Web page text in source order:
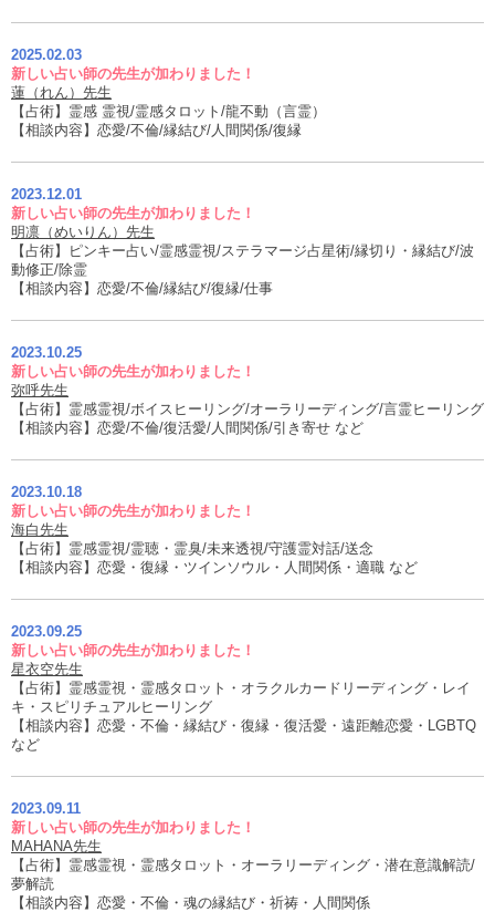
2025.02.03
新しい占い師の先生が加わりました！
蓮（れん）先生
【占術】霊感 霊視/霊感タロット/龍不動（言霊）
【相談内容】恋愛/不倫/縁結び/人間関係/復縁
2023.12.01
新しい占い師の先生が加わりました！
明凛（めいりん）先生
【占術】ピンキー占い/霊感霊視/ステラマージ占星術/縁切り・縁結び/波
動修正/除霊
【相談内容】恋愛/不倫/縁結び/復縁/仕事
2023.10.25
新しい占い師の先生が加わりました！
弥呼先生
【占術】霊感霊視/ボイスヒーリング/オーラリーディング/言霊ヒーリング
【相談内容】恋愛/不倫/復活愛/人間関係/引き寄せ など
2023.10.18
新しい占い師の先生が加わりました！
海白先生
【占術】霊感霊視/霊聴・霊臭/未来透視/守護霊対話/送念
【相談内容】恋愛・復縁・ツインソウル・人間関係・適職 など
2023.09.25
新しい占い師の先生が加わりました！
星衣空先生
【占術】霊感霊視・霊感タロット・オラクルカードリーディング・レイ
キ・スピリチュアルヒーリング
【相談内容】恋愛・不倫・縁結び・復縁・復活愛・遠距離恋愛・LGBTQ
など
2023.09.11
新しい占い師の先生が加わりました！
MAHANA先生
【占術】霊感霊視・霊感タロット・オーラリーディング・潜在意識解読/
夢解読
【相談内容】恋愛・不倫・魂の縁結び・祈祷・人間関係